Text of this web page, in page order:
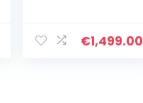
Extensibles De
Perles Tila
€1,499.00